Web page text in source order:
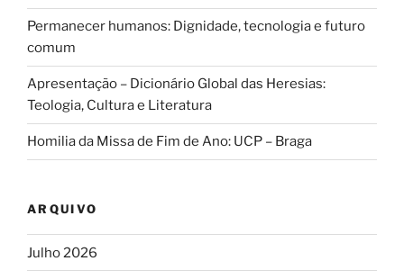
Permanecer humanos: Dignidade, tecnologia e futuro
comum
Apresentação – Dicionário Global das Heresias:
Teologia, Cultura e Literatura
Homilia da Missa de Fim de Ano: UCP – Braga
ARQUIVO
Julho 2026